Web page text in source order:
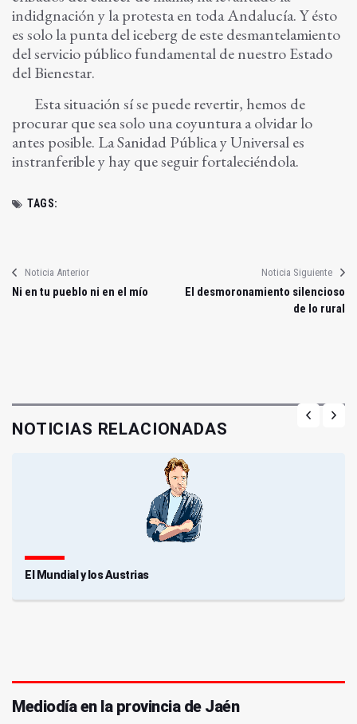
indidgnación y la protesta en toda Andalucía. Y ésto
es solo la punta del iceberg de este desmantelamiento
del servicio público fundamental de nuestro Estado
del Bienestar.
Esta situación sí se puede revertir, hemos de
procurar que sea solo una coyuntura a olvidar lo
antes posible. La Sanidad Pública y Universal es
instranferible y hay que seguir fortaleciéndola.
TAGS:
Noticia Anterior
Ni en tu pueblo ni en el mío
Noticia Siguiente
El desmoronamiento silencioso
de lo rural
NOTICIAS RELACIONADAS
El Mundial y los Austrias
Mediodía en la provincia de Jaén